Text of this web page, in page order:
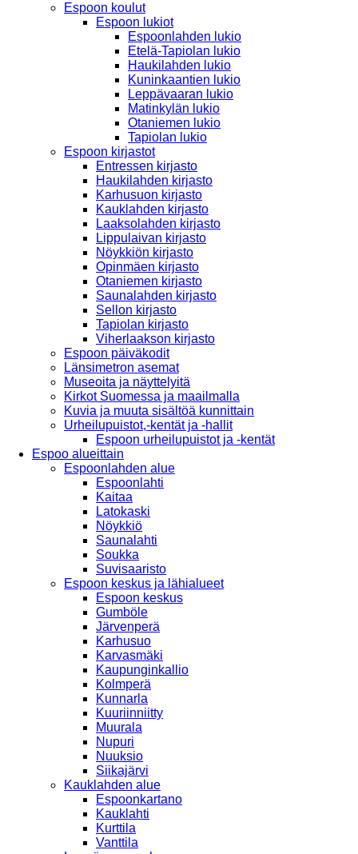
Espoon koulut
Espoon lukiot
Espoonlahden lukio
Etelä-Tapiolan lukio
Haukilahden lukio
Kuninkaantien lukio
Leppävaaran lukio
Matinkylän lukio
Otaniemen lukio
Tapiolan lukio
Espoon kirjastot
Entressen kirjasto
Haukilahden kirjasto
Karhusuon kirjasto
Kauklahden kirjasto
Laaksolahden kirjasto
Lippulaivan kirjasto
Nöykkiön kirjasto
Opinmäen kirjasto
Otaniemen kirjasto
Saunalahden kirjasto
Sellon kirjasto
Tapiolan kirjasto
Viherlaakson kirjasto
Espoon päiväkodit
Länsimetron asemat
Museoita ja näyttelyitä
Kirkot Suomessa ja maailmalla
Kuvia ja muuta sisältöä kunnittain
Urheilupuistot,-kentät ja -hallit
Espoon urheilupuistot ja -kentät
Espoo alueittain
Espoonlahden alue
Espoonlahti
Kaitaa
Latokaski
Nöykkiö
Saunalahti
Soukka
Suvisaaristo
Espoon keskus ja lähialueet
Espoon keskus
Gumböle
Järvenperä
Karhusuo
Karvasmäki
Kaupunginkallio
Kolmperä
Kunnarla
Kuuriinniitty
Muurala
Nupuri
Nuuksio
Siikajärvi
Kauklahden alue
Espoonkartano
Kauklahti
Kurttila
Vanttila